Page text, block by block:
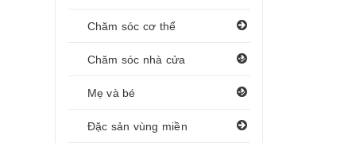
Chăm sóc cơ thể
Chăm sóc nhà cửa
Mẹ và bé
Đặc sản vùng miền